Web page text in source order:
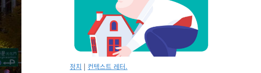
정치 | 컨텍스트 레터.